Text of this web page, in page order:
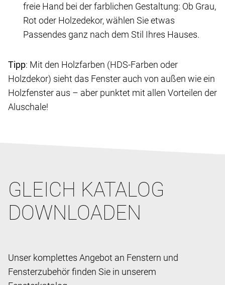
freie Hand bei der farblichen Gestaltung: Ob Grau,
Rot oder Holzedekor, wählen Sie etwas
Passendes ganz nach dem Stil Ihres Hauses.
Tipp: Mit den Holzfarben (HDS-Farben oder
Holzdekor) sieht das Fenster auch von außen wie ein
Holzfenster aus – aber punktet mit allen Vorteilen der
Aluschale!
GLEICH KATALOG
DOWNLOADEN
Unser komplettes Angebot an Fenstern und
Fensterzubehör finden Sie in unserem